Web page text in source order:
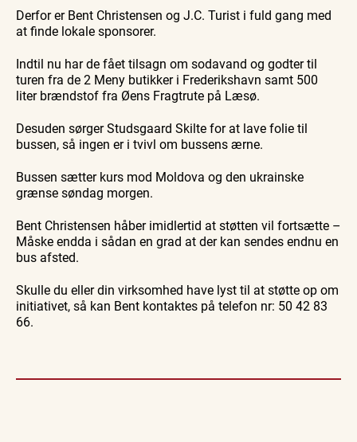
Derfor er Bent Christensen og J.C. Turist i fuld gang med
at finde lokale sponsorer.
Indtil nu har de fået tilsagn om sodavand og godter til
turen fra de 2 Meny butikker i Frederikshavn samt 500
liter brændstof fra Øens Fragtrute på Læsø.
Desuden sørger Studsgaard Skilte for at lave folie til
bussen, så ingen er i tvivl om bussens ærne.
Bussen sætter kurs mod Moldova og den ukrainske
grænse søndag morgen.
Bent Christensen håber imidlertid at støtten vil fortsætte –
Måske endda i sådan en grad at der kan sendes endnu en
bus afsted.
Skulle du eller din virksomhed have lyst til at støtte op om
initiativet, så kan Bent kontaktes på telefon nr: 50 42 83
66.